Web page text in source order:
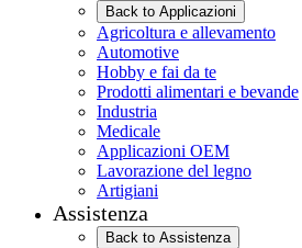
Back to Applicazioni
Agricoltura e allevamento
Automotive
Hobby e fai da te
Prodotti alimentari e bevande
Industria
Medicale
Applicazioni OEM
Lavorazione del legno
Artigiani
Assistenza
Back to Assistenza